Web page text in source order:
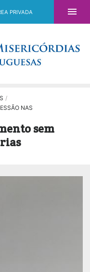
PRIVADA 
/
NAS
sem